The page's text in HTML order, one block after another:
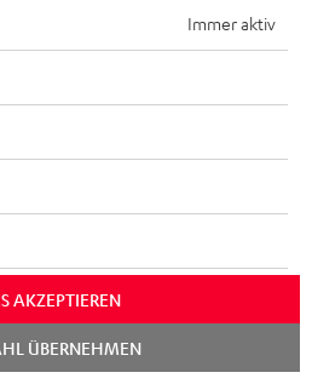
bietet guten Klang“
Immer aktiv
AKZEPTIEREN
ÜBERNEHMEN